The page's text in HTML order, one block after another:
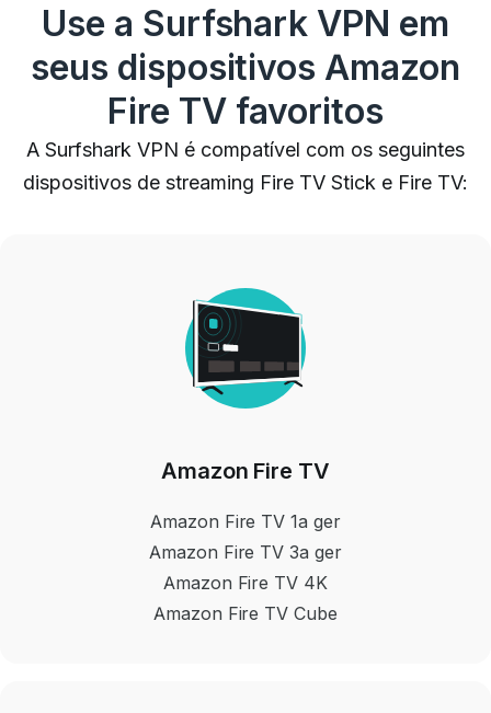
Use a Surfshark VPN em
seus dispositivos Amazon
Fire TV favoritos
A Surfshark VPN é compatível com os seguintes
dispositivos de streaming Fire TV Stick e Fire TV:
Amazon Fire TV
Amazon Fire TV 1a ger
Amazon Fire TV 3a ger
Amazon Fire TV 4K
Amazon Fire TV Cube